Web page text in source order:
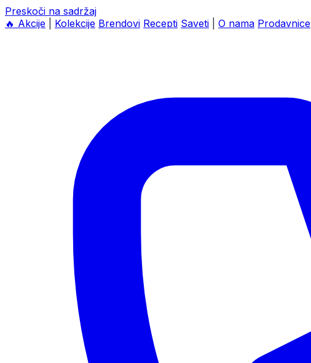
Preskoči na sadržaj
🔥 Akcije Kolekcije Brendovi Recepti Saveti O nama Prodavnice